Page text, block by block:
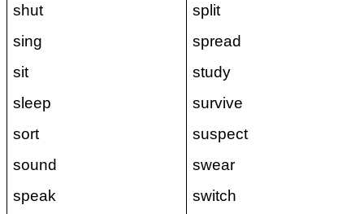
shut
sing
sit
sleep
sort
sound
speak
split
spread
study
survive
suspect
swear
switch